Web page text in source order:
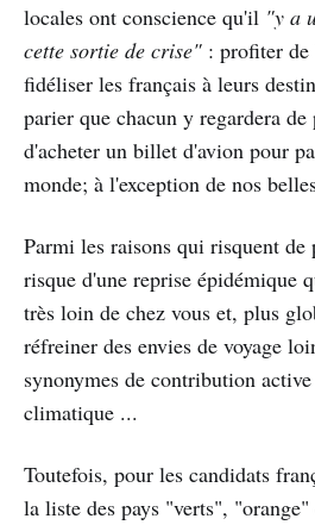
locales ont conscience qu'il "y a
cette sortie de crise" : profiter
fidéliser les français à leurs
parier que chacun y regardera de
d'acheter un billet d'avion pour
monde; à l'exception de nos
Parmi les raisons qui risquent
risque d'une reprise épidémique
très loin de chez vous et, plus
réfreiner des envies de voyage
synonymes de contribution
climatique ...
Toutefois, pour les candidats
la liste des pays "verts",